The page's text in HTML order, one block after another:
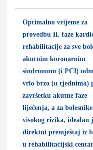
Optimalno vrijeme za
provedbu II. faze
rehabilitacije za sve
akutnim koronarnim
sindromom (i PCI)
vrlo brzo (u tjednima)
završetku akutne faze
liječenja, a za bolesnike
visokog rizika, idealan
direktni premještaj iz
u rehabilitacijski